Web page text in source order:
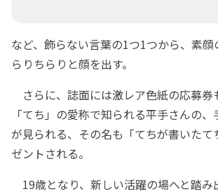
など、飾らない言葉の1つ1つから、素顔
らりちらりと顔を出す。
さらに、誌面には激レア色紙の応募券
「てち」の愛称で知られる平手さんの、
が見られる、その名も「てちが書いたて
ゼントされる。
19歳となり、新しい活躍の場へと踏み